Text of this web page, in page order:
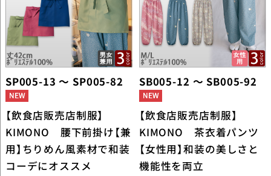
SP005-13 ～ SP005-82
【飲食店販売店制服】
KIMONO 腰下前掛け【兼
用】ちりめん風素材で和装
コーデにオススメ
SB005-12 ～ SB005-92
【飲食店販売店制服】
KIMONO 茶衣着パンツ
【女性用】和装の美しさと
機能性を両立